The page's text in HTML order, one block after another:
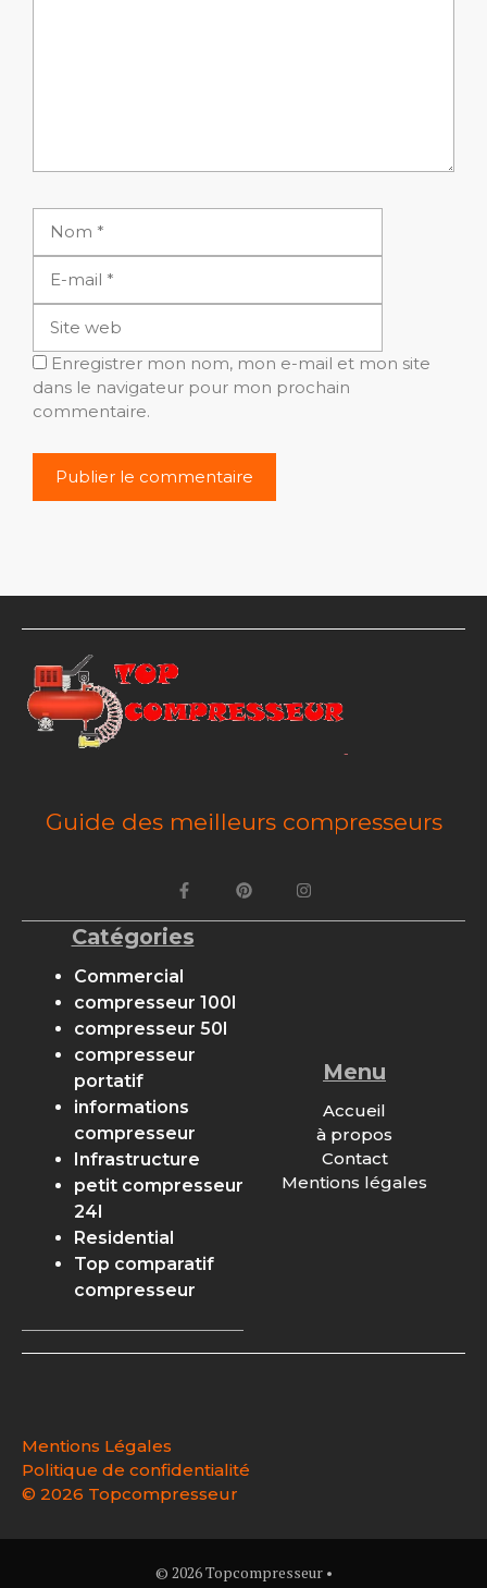
Enregistrer mon nom, mon e-mail et mon site
dans le navigateur pour mon prochain
commentaire.
Guide des meilleurs compresseurs
Catégories
Commercial
compresseur 100l
compresseur 50l
compresseur
portatif
informations
compresseur
Infrastructure
petit compresseur
24l
Residential
Top comparatif
compresseur
Menu
Accueil
à propos
Contact
Mentions légales
© 2026 Topcompresseur
Mentions Légales
Politique de confidentialité
© 2026 Topcompresseur •